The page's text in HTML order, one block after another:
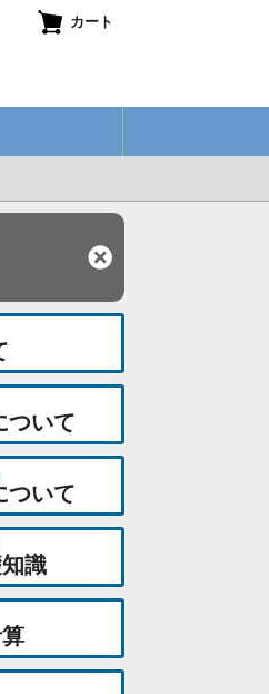
カート
ついて
ついて
識